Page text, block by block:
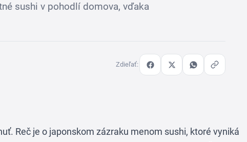
sushi v pohodlí domova, vďaka
Zdieľať:
Reč je o japonskom zázraku menom sushi, ktoré vyniká